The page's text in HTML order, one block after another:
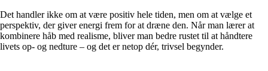
Det handler ikke om at være positiv hele tiden, men om at vælge et
perspektiv, der giver energi frem for at dræne den. Når man lærer at
kombinere håb med realisme, bliver man bedre rustet til at håndtere
livets op- og nedture – og det er netop dér, trivsel begynder.